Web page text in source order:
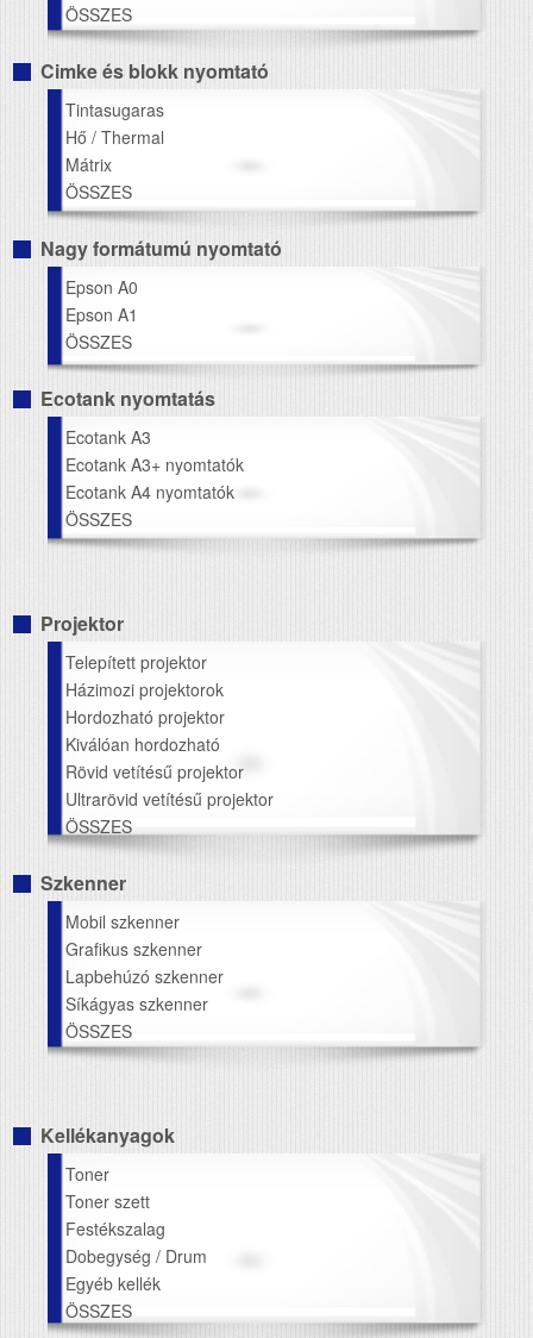
ÖSSZES
Cimke és blokk nyomtató
Tintasugaras
Hő / Thermal
Mátrix
ÖSSZES
Nagy formátumú nyomtató
Epson A0
Epson A1
ÖSSZES
Ecotank nyomtatás
Ecotank A3
Ecotank A3+ nyomtatók
Ecotank A4 nyomtatók
ÖSSZES
Projektor
Telepített projektor
Házimozi projektorok
Hordozható projektor
Kiválóan hordozható
Rövid vetítésű projektor
Ultrarövid vetítésű projektor
ÖSSZES
Szkenner
Mobil szkenner
Grafikus szkenner
Lapbehúzó szkenner
Síkágyas szkenner
ÖSSZES
Kellékanyagok
Toner
Toner szett
Festékszalag
Dobegység / Drum
Egyéb kellék
ÖSSZES